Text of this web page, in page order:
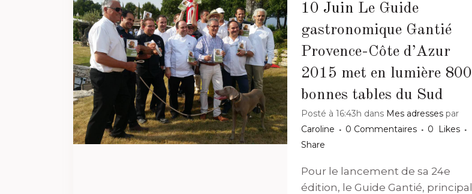
10 Juin Le Guide
gastronomique Gantié
Provence-Côte d’Azur
2015 met en lumière 800
bonnes tables du Sud
Posté à 16:43h dans Mes adresses par
Caroline
0 Commentaires 0
Likes
Share
Pour le lancement de sa 24e
édition, le Guide Gantié, principal